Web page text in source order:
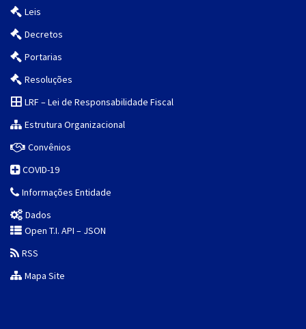
Leis
Decretos
Portarias
Resoluções
LRF – Lei de Responsabilidade Fiscal
Estrutura Organizacional
Convênios
COVID-19
Informações Entidade
Dados
Open T.I. API – JSON
RSS
Mapa Site